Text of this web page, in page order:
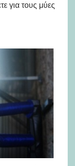
για τους μύες